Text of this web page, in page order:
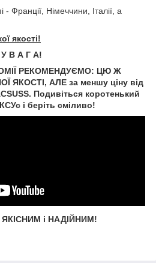
Франції, Німеччини, Італії, а
якості!
У В А Г А!
РЕКОМЕНДУЄМО: ЦЮ Ж
ЯКОСТІ, АЛЕ за меншу ціну від
Подивіться коротенький
і беріть сміливо!
і НАДІЙНИМ!